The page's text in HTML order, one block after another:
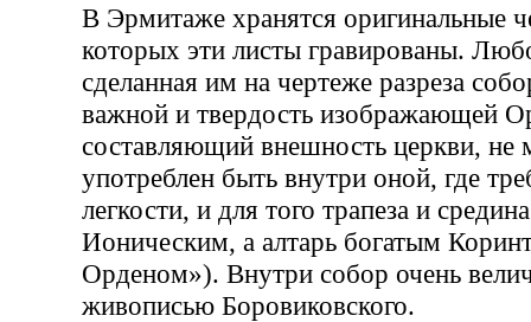
В Эрмитаже хранятся оригинальные
которых эти листы гравированы.
сделанная им на чертеже разреза
важной и твердость изображающей
составляющий внешность церкви, не
употреблен быть внутри оной, где
легкости, и для того трапеза и
Ионическим, а алтарь богатым
Орденом»). Внутри собор очень
живописью Боровиковского.